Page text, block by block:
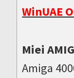
WinUAE
Miei
Amiga